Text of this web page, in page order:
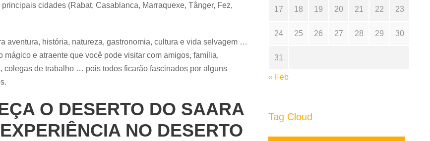
principais cidades (Rabat, Casablanca, Marraquexe, Tânger, Fez,
aventura, história, natureza, gastronomia, cultura e vida selvagem …
mágico e atraente que você pode visitar com amigos, família,
colegas de trabalho … pois todos ficarão fascinados por alguns
O DESERTO DO SAARA
NO DESERTO
17 18 19 20 21 22 23
24 25 26 27 28 29 30
31
« Feb
Tag Cloud